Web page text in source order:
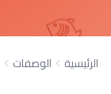
الرئيسية الوصفات